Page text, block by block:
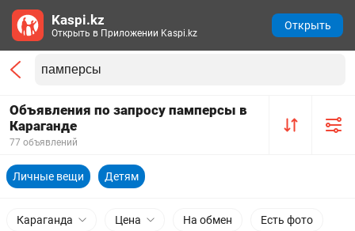
Объявления по запросу памперсы в
Караганде
77 объявлений
Личные вещи Детям
Караганда Цена На обмен Есть фото
Kaspi.kz
Открыть в Приложении Kaspi.kz
Открыть